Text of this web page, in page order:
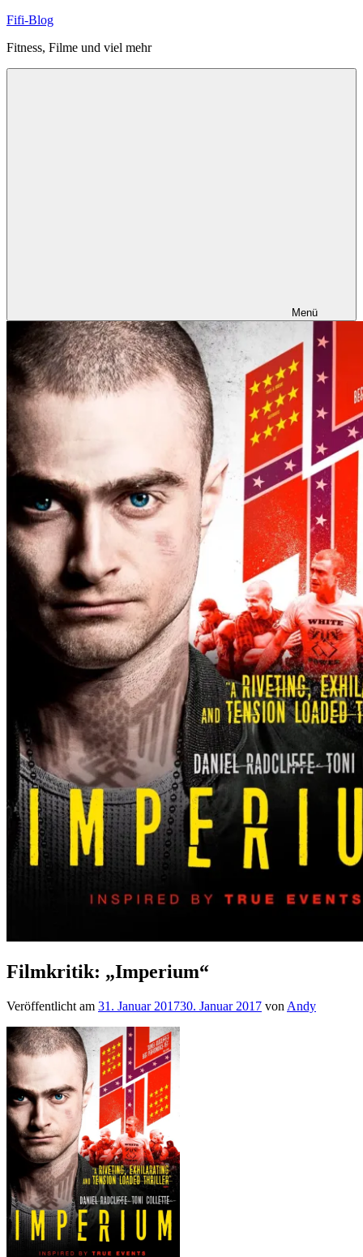
Zum
springen
Fifi-Blog
Fitness, Filme und viel mehr
Menü
Filmkritik: „Imperium“
Veröffentlicht am 31. Januar 201730. Januar 2017 von Andy